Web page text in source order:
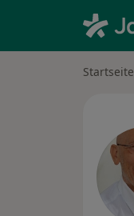
Startseite